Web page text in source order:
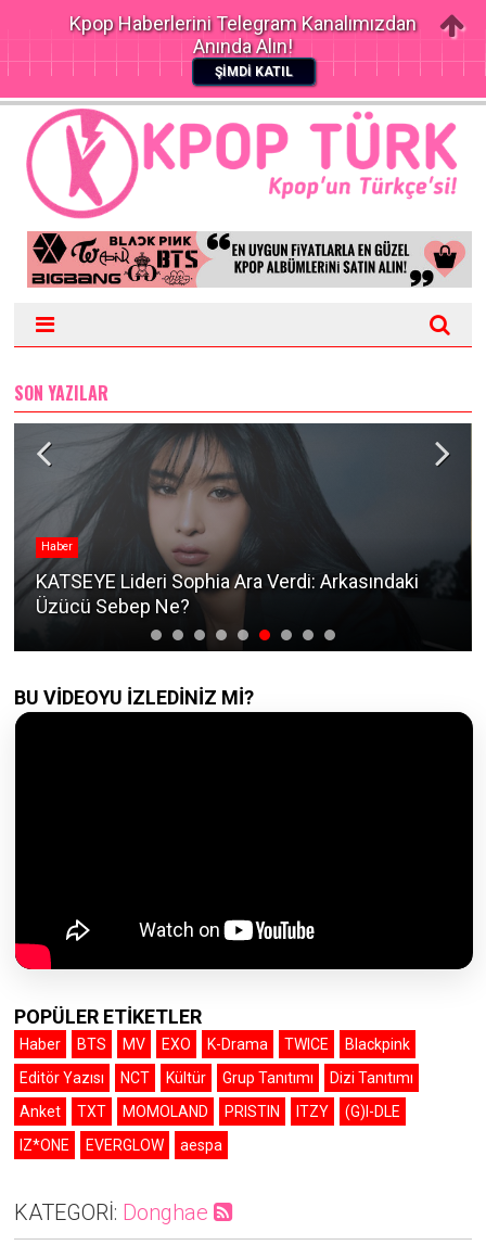
SON YAZILAR
Haber
KATSEYE Lideri Sophia Ara Verdi: Arkasındaki
Üzücü Sebep Ne?
BU VİDEOYU İZLEDİNİZ Mİ?
POPÜLER ETİKETLER
Haber BTS MV EXO K-Drama TWICE
Blackpink
Editör Yazısı
NCT Kültür Grup Tanıtımı
Dizi Tanıtımı
Anket
TXT MOMOLAND PRISTIN ITZY
(G)I-DLE
IZ*ONE
EVERGLOW aespa
KATEGORİ: Donghae
Kpop Haberlerini Telegram Kanalımızdan
Anında Alın!
ŞİMDİ KATIL